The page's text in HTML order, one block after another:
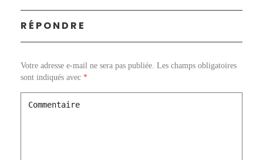
RÉPONDRE
Votre adresse e-mail ne sera pas publiée. Les champs obligatoires
sont indiqués avec *